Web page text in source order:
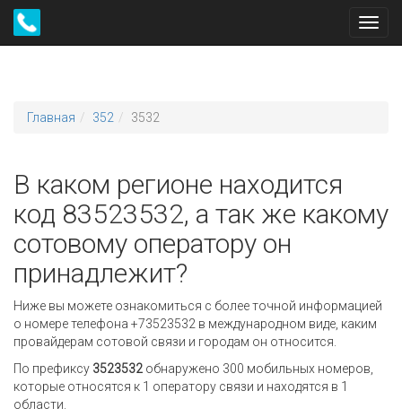
Главная 352 3532
В каком регионе находится
код 83523532, а так же какому
сотовому оператору он
принадлежит?
Ниже вы можете ознакомиться с более точной информацией
о номере телефона +73523532 в международном виде, каким
провайдерам сотовой связи и городам он относится.
По префиксу 3523532 обнаружено 300 мобильных номеров,
которые относятся к 1 оператору связи и находятся в 1
области.